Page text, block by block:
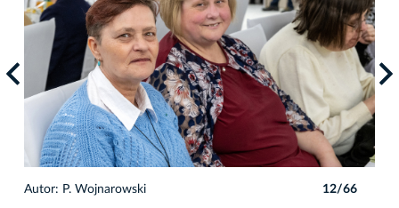
Autor: P. Wojnarowski 12/66